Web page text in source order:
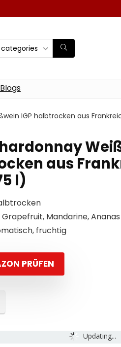
categories
Blogs
IGP halbtrocken aus
aus
l)
Mandarine, Ananas
fruchtig
PRÜFEN
Updating...